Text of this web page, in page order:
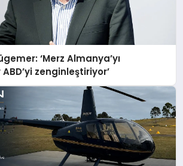
Almanya’yı
zenginleştiriyor’